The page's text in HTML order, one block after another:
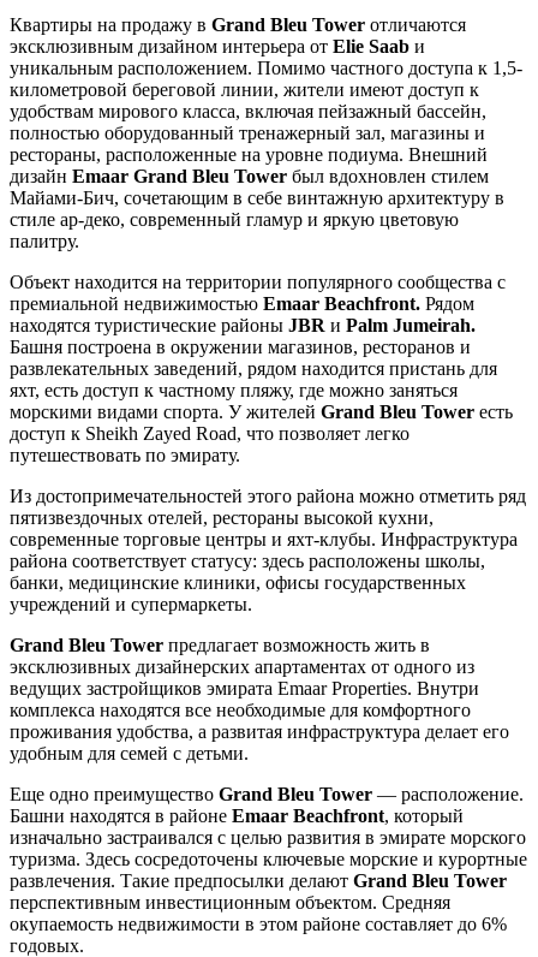
Квартиры на продажу в Grand Bleu Tower отличаются
эксклюзивным дизайном интерьера от Elie Saab и
уникальным расположением. Помимо частного доступа к 1,5-
километровой береговой линии, жители имеют доступ к
удобствам мирового класса, включая пейзажный бассейн,
полностью оборудованный тренажерный зал, магазины и
рестораны, расположенные на уровне подиума. Внешний
дизайн Emaar Grand Bleu Tower был вдохновлен стилем
Майами-Бич, сочетающим в себе винтажную архитектуру в
стиле ар-деко, современный гламур и яркую цветовую
палитру.
Объект находится на территории популярного сообщества с
премиальной недвижимостью Emaar Beachfront. Рядом
находятся туристические районы JBR и Palm Jumeirah.
Башня построена в окружении магазинов, ресторанов и
развлекательных заведений, рядом находится пристань для
яхт, есть доступ к частному пляжу, где можно заняться
морскими видами спорта. У жителей Grand Bleu Tower есть
доступ к Sheikh Zayed Road, что позволяет легко
путешествовать по эмирату.
Из достопримечательностей этого района можно отметить ряд
пятизвездочных отелей, рестораны высокой кухни,
современные торговые центры и яхт-клубы. Инфраструктура
района соответствует статусу: здесь расположены школы,
банки, медицинские клиники, офисы государственных
учреждений и супермаркеты.
Grand Bleu Tower предлагает возможность жить в
эксклюзивных дизайнерских апартаментах от одного из
ведущих застройщиков эмирата Emaar Properties. Внутри
комплекса находятся все необходимые для комфортного
проживания удобства, а развитая инфраструктура делает его
удобным для семей с детьми.
Еще одно преимущество Grand Bleu Tower — расположение.
Башни находятся в районе Emaar Beachfront, который
изначально застраивался с целью развития в эмирате морского
туризма. Здесь сосредоточены ключевые морские и курортные
развлечения. Такие предпосылки делают Grand Bleu Tower
перспективным инвестиционным объектом. Средняя
окупаемость недвижимости в этом районе составляет до 6%
годовых.